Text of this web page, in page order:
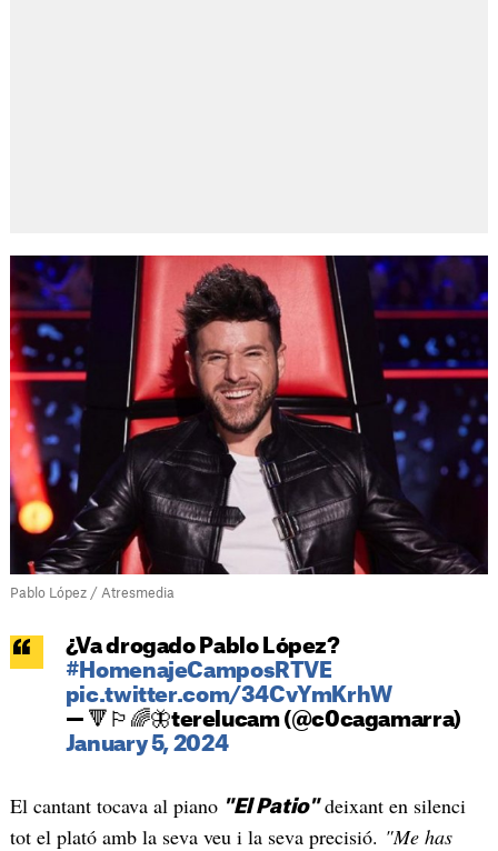
Pablo López / Atresmedia
¿Va drogado Pablo López?
#HomenajeCamposRTVE
pic.twitter.com/34CvYmKrhW
— 🔻🏳️‍🌈🦋terelucam (@c0cagamarra)
January 5, 2024
El cantant tocava al piano"El Patio"deixant en silenci
tot el plató amb la seva veu i la seva precisió. "Me has